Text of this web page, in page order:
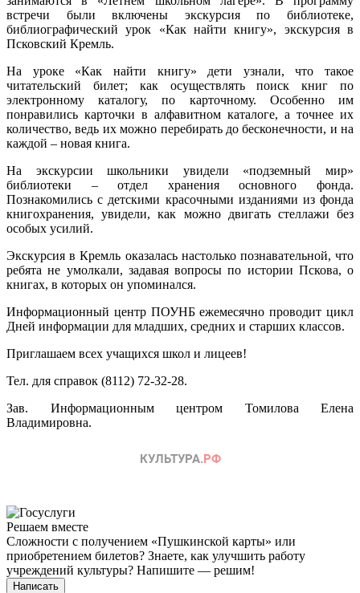
встречи были включены экскурсия по библиотеке,
библиографический урок «Как найти книгу», экскурсия в
Псковский Кремль.
На уроке «Как найти книгу» дети узнали, что такое
читательский билет; как осуществлять поиск книг по
электронному каталогу, по карточному. Особенно им
понравились карточки в алфавитном каталоге, а точнее их
количество, ведь их можно перебирать до бесконечности, и на
каждой – новая книга.
На экскурсии школьники увидели «подземный мир»
библиотеки – отдел хранения основного фонда.
Познакомились с детскими красочными изданиями из фонда
книгохранения, увидели, как можно двигать стеллажи без
особых усилий.
Экскурсия в Кремль оказалась настолько познавательной, что
ребята не умолкали, задавая вопросы по истории Пскова, о
книгах, в которых он упоминался.
Информационный центр ПОУНБ ежемесячно проводит цикл
Дней информации для младших, средних и старших классов.
Приглашаем всех учащихся школ и лицеев!
Тел. для справок (8112) 72-32-28.
Зав. Информационным центром Томилова Елена
Владимировна.
Решаем вместе
Сложности с получением «Пушкинской карты» или
приобретением билетов? Знаете, как улучшить работу
учреждений культуры? Напишите — решим!
Написать